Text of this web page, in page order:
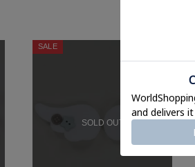
SOLD OUT
SALE